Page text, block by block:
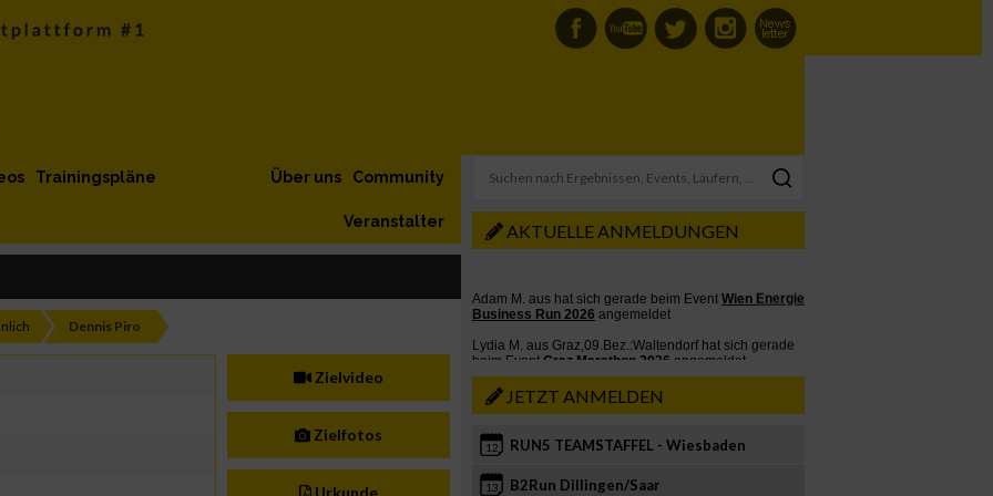
Trainingspläne Community
Über uns
Veranstalter
Dennis Piro
Zielvideo
Zielfotos
Urkunde
AKTUELLE ANMELDUNGEN
JETZT ANMELDEN
12 RUN5 TEAMSTAFFEL - Wiesbaden
13 B2Run Dillingen/Saar